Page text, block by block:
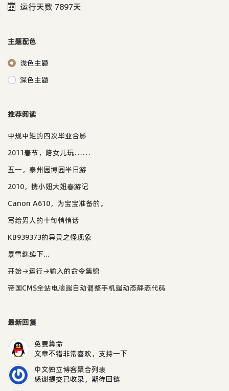
运行天数 7897天
主题配色
浅色主题
深色主题
推荐阅读
中规中矩的四次毕业合影
2011春节，陪女儿玩……
五一，泰州园博园半日游
2010，携小妞大妞春游记
Canon A610，为宝宝准备的。
写给男人的十句悄悄话
KB939373的异灵之怪现象
暴雪继续下...
开始→运行→输入的命令集锦
帝国CMS全站电脑端自动调整手机端动态静态代码
最新回复
免费算命
文章不错非常喜欢，支持一下
中文独立博客聚合列表
感谢提交已收录，期待回链